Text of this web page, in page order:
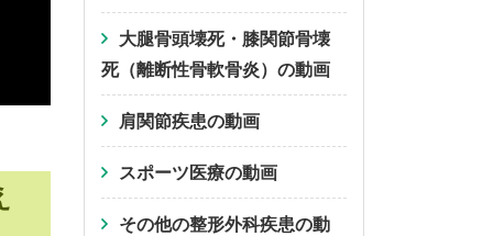
大腿骨頭壊死・膝関節骨壊
死（離断性骨軟骨炎）の動画
肩関節疾患の動画
スポーツ医療の動画
その他の整形外科疾患の動